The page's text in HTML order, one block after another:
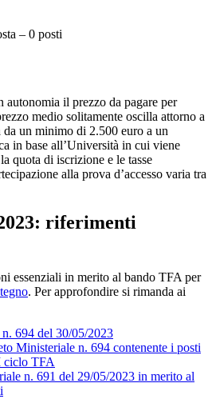
– 0 posti
il prezzo da pagare per
medio solitamente oscilla attorno a
un minimo di 2.500 euro a un
in base all’Università in cui viene
quota di iscrizione e le tasse
alla prova d’accesso varia tra
riferimenti
essenziali in merito al bando TFA per
. Per approfondire si rimanda ai
694 del 30/05/2023
Ministeriale n. 694 contenente i posti
ciclo TFA
n. 691 del 29/05/2023 in merito al